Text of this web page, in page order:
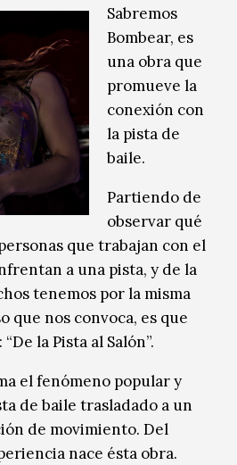
Sabremos
Bombear, es
una obra que
promueve la
conexión con
la pista de
baile.
Partiendo de
observar qué
que trabajan con el
a una pista, y de la
tenemos por la misma
que nos convoca, es que
la Pista al Salón”.
el fenómeno popular y
de baile trasladado a un
de movimiento. Del
nace ésta obra.